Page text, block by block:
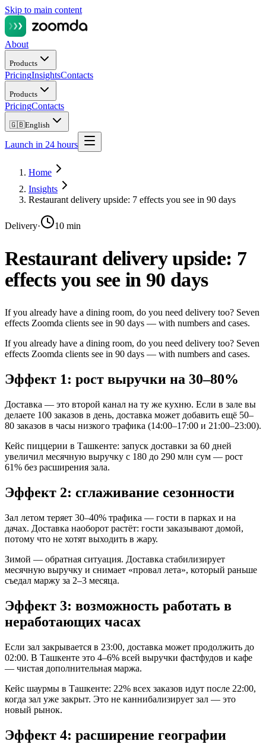
Skip to main content
About
Products
PricingInsightsContacts
Products
PricingContacts
🇬🇧English
Launch in 24 hours
Home
Insights
Restaurant delivery upside: 7 effects you see in 90 days
Delivery· 10 min
Restaurant delivery upside: 7
effects you see in 90 days
If you already have a dining room, do you need delivery too? Seven
effects Zoomda clients see in 90 days — with numbers and cases.
If you already have a dining room, do you need delivery too? Seven
effects Zoomda clients see in 90 days — with numbers and cases.
Эффект 1: рост выручки на 30–80%
Доставка — это второй канал на ту же кухню. Если в зале вы
делаете 100 заказов в день, доставка может добавить ещё 50–
80 заказов в часы низкого трафика (14:00–17:00 и 21:00–23:00).
Кейс пиццерии в Ташкенте: запуск доставки за 60 дней
увеличил месячную выручку с 180 до 290 млн сум — рост
61% без расширения зала.
Эффект 2: сглаживание сезонности
Зал летом теряет 30–40% трафика — гости в парках и на
дачах. Доставка наоборот растёт: гости заказывают домой,
потому что не хотят выходить в жару.
Зимой — обратная ситуация. Доставка стабилизирует
месячную выручку и снимает «провал лета», который раньше
съедал маржу за 2–3 месяца.
Эффект 3: возможность работать в
неработающих часах
Если зал закрывается в 23:00, доставка может продолжить до
02:00. В Ташкенте это 4–6% всей выручки фастфудов и кафе
— чистая дополнительная маржа.
Кейс шаурмы в Ташкенте: 22% всех заказов идут после 22:00,
когда зал уже закрыт. Это не каннибализирует зал — это
новый рынок.
Эффект 4: расширение географии